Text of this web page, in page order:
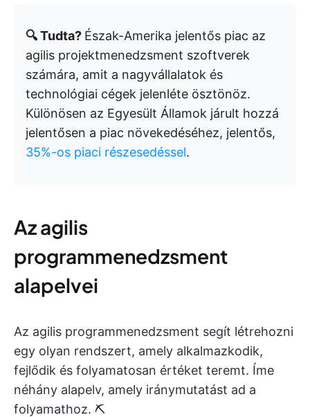
🔍 Tudta? Észak-Amerika jelentős piac az
agilis projektmenedzsment szoftverek
számára, amit a nagyvállalatok és
technológiai cégek jelenléte ösztönöz.
Különösen az Egyesült Államok járult hozzá
jelentősen a piac növekedéséhez, jelentős,
35%-os piaci részesedéssel.
Az agilis
programmenedzsment
alapelvei
Az agilis programmenedzsment segít létrehozni
egy olyan rendszert, amely alkalmazkodik,
fejlődik és folyamatosan értéket teremt. Íme
néhány alapelv, amely iránymutatást ad a
folyamathoz. ⛏️